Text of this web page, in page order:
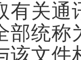
有关通
部统称
该文件